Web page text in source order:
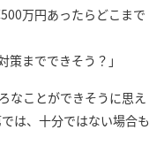
万円あったらどこまで
策までできそう？」
なことができそうに思え
は、十分ではない場合も